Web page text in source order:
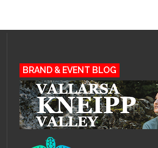
BRAND & EVENT BLOG